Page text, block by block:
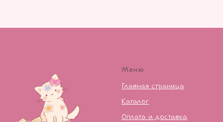
Меню
Главная страница
Каталог
Оплата и доставка